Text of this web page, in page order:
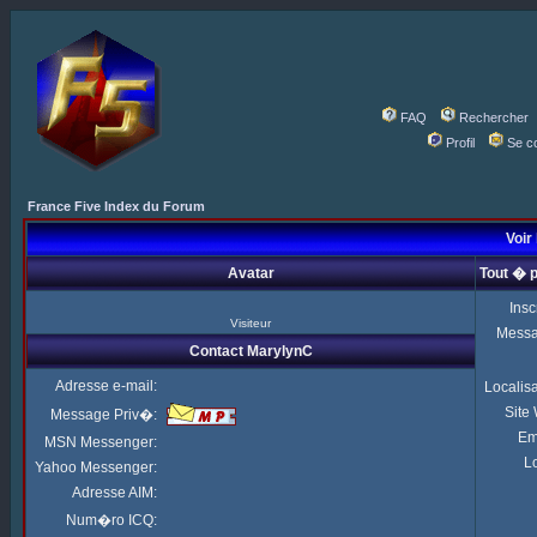
FAQ
Rechercher
Profil
Se
France Five Index du Forum
Voir
Avatar Tout �
Visiteur
Site
Contact MarylynC
Adresse e-mail:
Message Priv�:
MSN Messenger:
Yahoo Messenger:
Adresse AIM:
Num�ro ICQ: